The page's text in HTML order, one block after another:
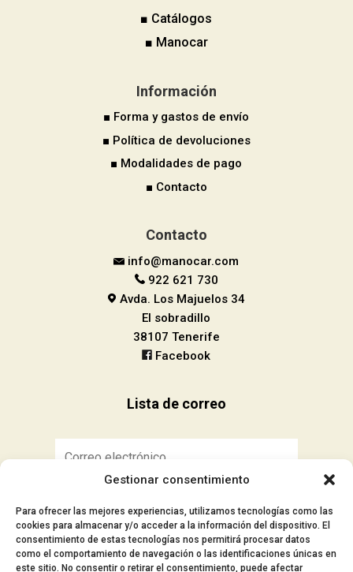
Gestionar consentimiento
Para ofrecer las mejores experiencias, utilizamos tecnologías como las
cookies para almacenar y/o acceder a la información del dispositivo. El
consentimiento de estas tecnologías nos permitirá procesar datos
como el comportamiento de navegación o las identificaciones únicas en
este sitio. No consentir o retirar el consentimiento, puede afectar
■ Catálogos
■ Manocar
Información
■ Forma y gastos de envío
■ Política de devoluciones
■ Modalidades de pago
■ Contacto
Contacto
info@manocar.com
922 621 730
Avda. Los Majuelos 34
El sobradillo
38107 Tenerife
Facebook
Lista de correo